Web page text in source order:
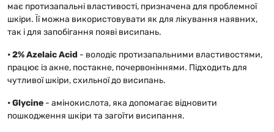
має протизапальні властивості, призначена для проблемної
шкіри. Її можна використовувати як для лікування наявних,
так і для запобігання появі висипань.
• 2% Azelaic Acid - володіє протизапальними властивостями,
працює із акне, постакне, почервоніннями. Підходить для
чутливої шкіри, схильної до висипань.
• Glycine - амінокислота, яка допомагає відновити
пошкодження шкіри та загоїти висипання.